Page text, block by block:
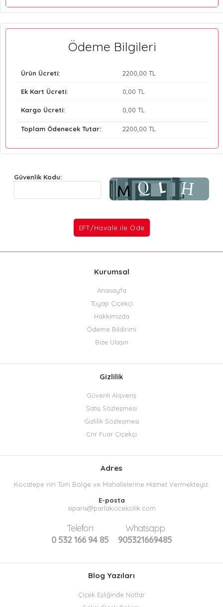
Ödeme Bilgileri
Ürün Ücreti: 2200 ,00 TL
Ek Kart Ücreti: 0 ,00 TL
Kargo Ücreti: 0 ,00 TL
Toplam Ödenecek Tutar: 2200 ,00 TL
Güvenlik Kodu:
Kurumsal
Anasayfa
Tüyap Çiçekçi
Hakkımızda
Ödeme Bildirimi
Bize Ulaşın
Gizlilik
Güvenli Alışveriş
Satış Sözleşmesi
Gizlilik Sözleşmesi
Cnr Fuar Çiçekçi
Adres
Kocatepe nin Tüm Bölge ve Mahallelerine Hizmet Vermekteyiz.
E-posta
siparis@parlakcicekcilik.com
Telefon
0 532 166 94 85
Whatsapp
905321669485
Blog Yazıları
Çiçek Eşliğinde Notlar